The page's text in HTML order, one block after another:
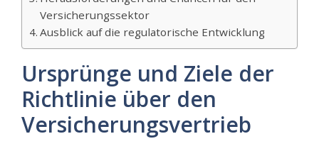
Versicherungssektor
Ausblick auf die regulatorische Entwicklung
Ursprünge und Ziele der
Richtlinie über den
Versicherungsvertrieb